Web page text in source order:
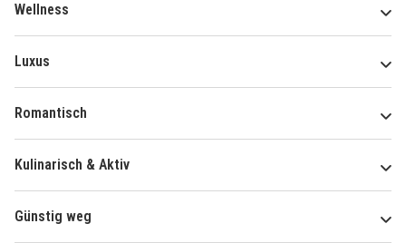
Wellness
Luxus
Romantisch
Kulinarisch & Aktiv
Günstig weg